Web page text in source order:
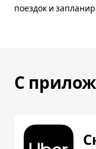
поездок и
С